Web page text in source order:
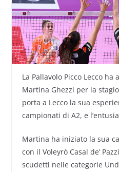
La Pallavolo Picco Lecco ha
Martina Ghezzi per la
porta a Lecco la sua
campionati di A2, e
Martina ha iniziato la sua
con il Voleyrò Casal de’
scudetti nelle categorie